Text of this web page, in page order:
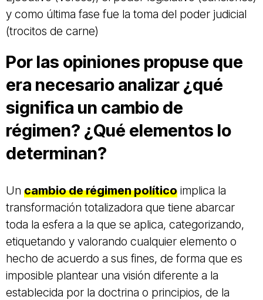
y como última fase fue la toma del poder judicial
(trocitos de carne)
Por las opiniones propuse que
era necesario analizar ¿qué
significa un cambio de
régimen? ¿Qué elementos lo
determinan?
Un cambio de régimen político implica la
transformación totalizadora que tiene abarcar
toda la esfera a la que se aplica, categorizando,
etiquetando y valorando cualquier elemento o
hecho de acuerdo a sus fines, de forma que es
imposible plantear una visión diferente a la
establecida por la doctrina o principios, de la